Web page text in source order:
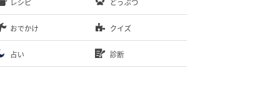
レシピ どうぶつ
おでかけ クイズ
占い 診断